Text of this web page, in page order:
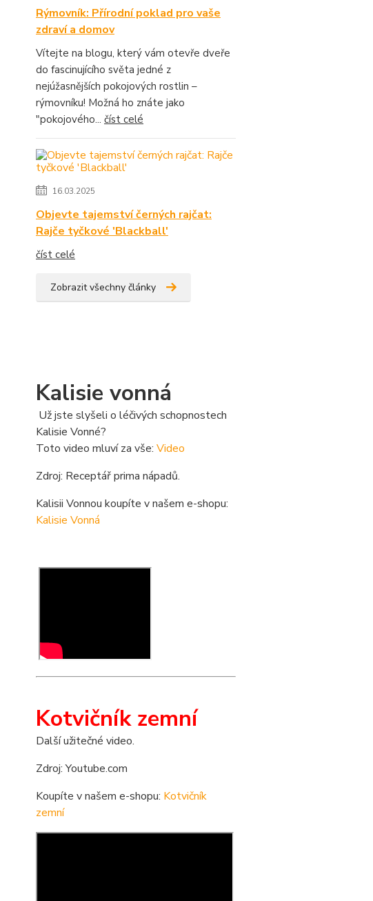
Rýmovník: Přírodní poklad pro vaše
zdraví a domov
Vítejte na blogu, který vám otevře dveře
do fascinujícího světa jedné z
nejúžasnějších pokojových rostlin –
rýmovníku! Možná ho znáte jako
"pokojového... číst celé
16.03.2025
Objevte tajemství černých rajčat:
Rajče tyčkové 'Blackball'
číst celé
Zobrazit všechny články
Kalisie vonná
Už jste slyšeli o léčivých schopnostech
Kalisie Vonné?
Toto video mluví za vše: Video
Zdroj: Receptář prima nápadů.
Kalisii Vonnou koupíte v našem e-shopu:
Kalisie Vonná
Kotvičník zemní
Další užitečné video.
Zdroj: Youtube.com
Koupíte v našem e-shopu: Kotvičník
zemní